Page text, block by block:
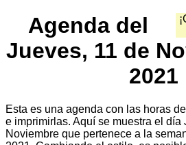
Agenda del
Jueves, 11 de
2021
Esta es una agenda con las horas
e imprimirlas. Aquí se muestra el día
Noviembre que pertenece a la